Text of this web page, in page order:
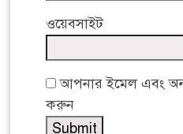
ওয়েবসাইট
আপনার ইমেল এবং
করুন